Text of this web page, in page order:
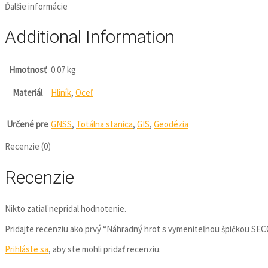
Ďalšie informácie
Additional Information
Hmotnosť 0.07 kg
Materiál
Hliník, Oceľ
Určené pre GNSS, Totálna stanica, GIS, Geodézia
Recenzie (0)
Recenzie
Nikto zatiaľ nepridal hodnotenie.
Pridajte recenziu ako prvý “Náhradný hrot s vymeniteľnou špičkou
Prihláste sa, aby ste mohli pridať recenziu.